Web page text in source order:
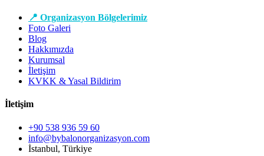
📍 Organizasyon Bölgelerimiz
Foto Galeri
Blog
Hakkımızda
Kurumsal
İletişim
KVKK & Yasal Bildirim
İletişim
+90 538 936 59 60
info@bybalonorganizasyon.com
İstanbul, Türkiye